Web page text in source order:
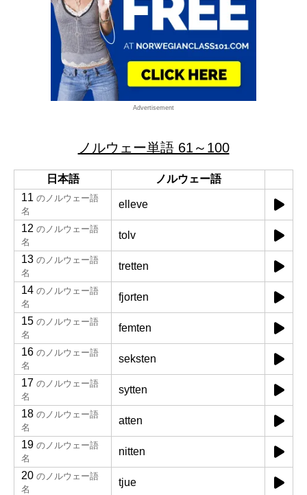
Advertisement
ノルウェー単語 61～100
日本語
ノルウェー語
11 のノルウェー語
名
elleve
12 のノルウェー語
名
tolv
13 のノルウェー語
名
tretten
14 のノルウェー語
名
fjorten
15 のノルウェー語
名
femten
16 のノルウェー語
名
seksten
17 のノルウェー語
名
sytten
18 のノルウェー語
名
atten
19 のノルウェー語
名
nitten
20 のノルウェー語
名
tjue